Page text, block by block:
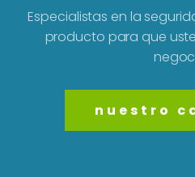
Especialistas en la
producto para que
nuestro